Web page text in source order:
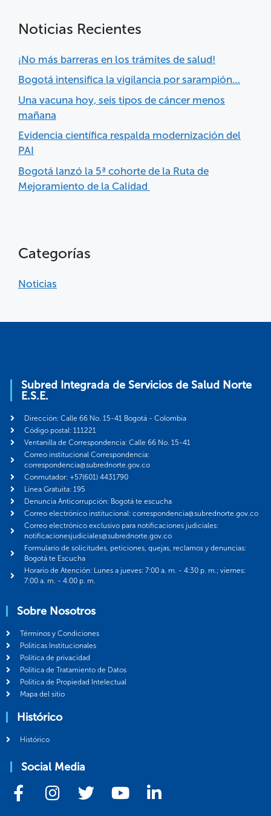
Noticias Recientes
¡No más barreras en los trámites de salud!
Bogotá intensifica la vigilancia por sarampión…
Una vacuna hoy, seis tipos de cáncer menos
mañana
Evidencia científica respalda modernización del
PAI
Bogotá lanzó la 5ª cohorte de la Ruta de
Mejoramiento de la Calidad
Categorías
Noticias
Subred Integrada de Servicios de Salud Norte
E.S.E.
Dirección: Calle 66 No. 15-41 Bogotá - Colombia
Código postal: 111221
Ventanilla de Correspondencia: Calle 66 No. 15-41
Correo institucional Correspondencia:
correspondencia@subrednorte.gov.co
Conmutador: +57(601) 4431790
Línea Gratuita: 195
Denuncia Anticorrupción: Bogotá te escucha
Correo electrónico institucional: correspondencia@subrednorte.gov.co
Correo electrónico exclusivo para notificaciones judiciales:
notificacionesjudiciales@subrednorte.gov.co
Formulario de solicitudes, peticiones, quejas, reclamos y denuncias:
Bogotá te Escucha
Horario de Atención: Lunes a jueves: 7:00 a. m. - 4:30 p. m.; viernes:
7:00 a. m. - 4:00 p. m.
Sobre Nosotros
Términos y Condiciones
Politicas Institucionales
Política de privacidad
Política de Tratamiento de Datos
Política de Propiedad Intelectual
Mapa del sitio
Histórico
Histórico
Social Media